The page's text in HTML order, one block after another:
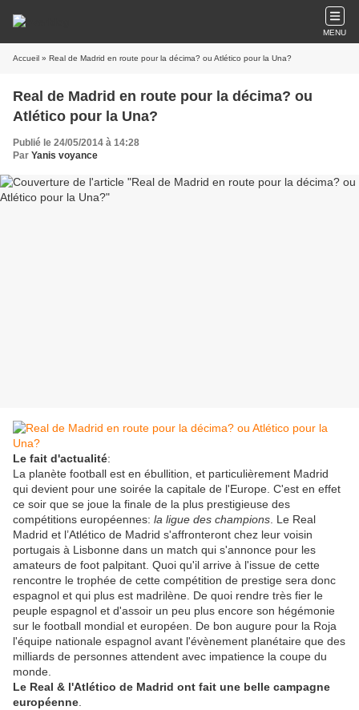
MENU
Accueil » Real de Madrid en route pour la décima? ou Atlético pour la Una?
Real de Madrid en route pour la décima? ou
Atlético pour la Una?
Publié le 24/05/2014 à 14:28
Par Yanis voyance
Le fait d'actualité:
La planète football est en ébullition, et particulièrement Madrid
qui devient pour une soirée la capitale de l'Europe. C'est en effet
ce soir que se joue la finale de la plus prestigieuse des
compétitions européennes: la ligue des champions . Le Real
Madrid et l’Atlético de Madrid s'affronteront chez leur voisin
portugais à Lisbonne dans un match qui s'annonce pour les
amateurs de foot palpitant. Quoi qu'il arrive à l'issue de cette
rencontre le trophée de cette compétition de prestige sera donc
espagnol et qui plus est madrilène. De quoi rendre très fier le
peuple espagnol et d'assoir un peu plus encore son hégémonie
sur le football mondial et européen. De bon augure pour la Roja
l'équipe nationale espagnol avant l'évènement planétaire que des
milliards de personnes attendent avec impatience la coupe du
monde.
Le Real & l'Atlético de Madrid ont fait une belle campagne
européenne